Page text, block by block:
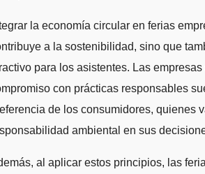
la economía circular en ferias
a la sostenibilidad, sino que
para los asistentes. Las
con prácticas responsables
de los consumidores, quienes
ambiental en sus
al aplicar estos principios, las